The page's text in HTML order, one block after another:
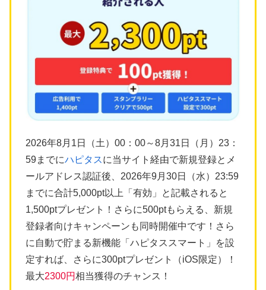
2026年8月1日（土）00：00～8月31日（月）23：
59までにハピタスに当サイト経由で新規登録とメ
ールアドレス認証後、2026年9月30日（水）23:59
までに合計5,000pt以上「有効」と記載されると
1,500ptプレゼント！さらに500ptもらえる、新規
登録者向けキャンペーンも同時開催中です！さら
に自動で貯まる新機能「ハピタススマート」を設
定すれば、さらに300ptプレゼント（iOS限定）！
最大2300円相当獲得のチャンス！